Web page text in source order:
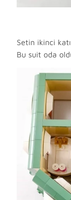
Setin ikinci
Bu suit oda